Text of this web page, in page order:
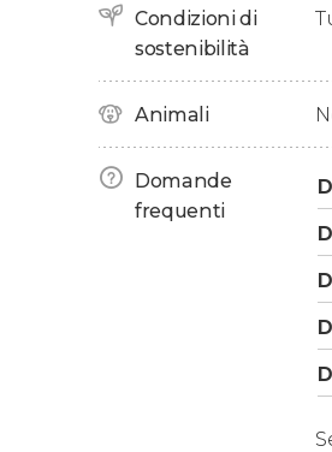
Condizioni di
sostenibilità
Animali
Domande
frequenti
D
D
D
D
D